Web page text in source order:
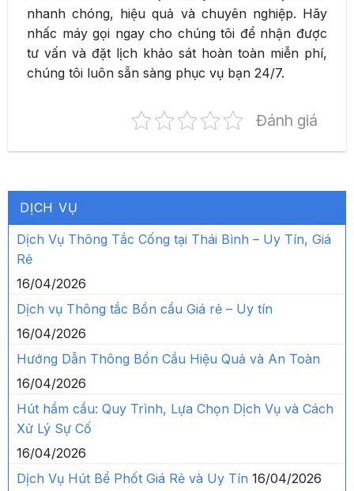
nhanh chóng, hiệu quả và chuyên nghiệp. Hãy
nhấc máy gọi ngay cho chúng tôi để nhận được
tư vấn và đặt lịch khảo sát hoàn toàn miễn phí,
chúng tôi luôn sẵn sàng phục vụ bạn 24/7.
Đánh giá
DỊCH VỤ
Dịch Vụ Thông Tắc Cống tại Thái Bình – Uy Tín, Giá
Rẻ
16/04/2026
Dịch vụ Thông tắc Bồn cầu Giá rẻ – Uy tín
16/04/2026
Hướng Dẫn Thông Bồn Cầu Hiệu Quả và An Toàn
16/04/2026
Hút hầm cầu: Quy Trình, Lựa Chọn Dịch Vụ và Cách
Xử Lý Sự Cố
16/04/2026
Dịch Vụ Hút Bể Phốt Giá Rẻ và Uy Tín 16/04/2026